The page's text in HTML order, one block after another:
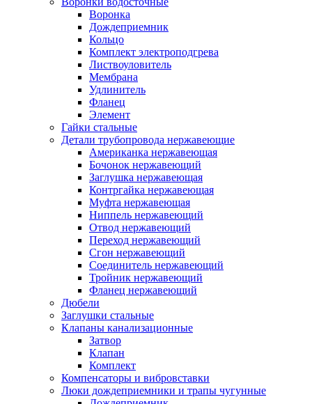
Воронка
Дождеприемник
Кольцо
Комплект электроподгрева
Листвоуловитель
Мембрана
Удлинитель
Фланец
Элемент
Гайки стальные
Детали трубопровода нержавеющие
Американка нержавеющая
Бочонок нержавеющий
Заглушка нержавеющая
Контргайка нержавеющая
Муфта нержавеющая
Ниппель нержавеющий
Отвод нержавеющий
Переход нержавеющий
Сгон нержавеющий
Соединитель нержавеющий
Тройник нержавеющий
Фланец нержавеющий
Дюбели
Заглушки стальные
Клапаны канализационные
Затвор
Клапан
Комплект
Компенсаторы и вибровставки
Люки дождеприемники и трапы чугунные